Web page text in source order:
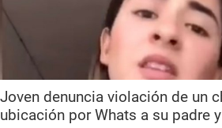
Joven denuncia violación de un
ubicación por Whats a su padre